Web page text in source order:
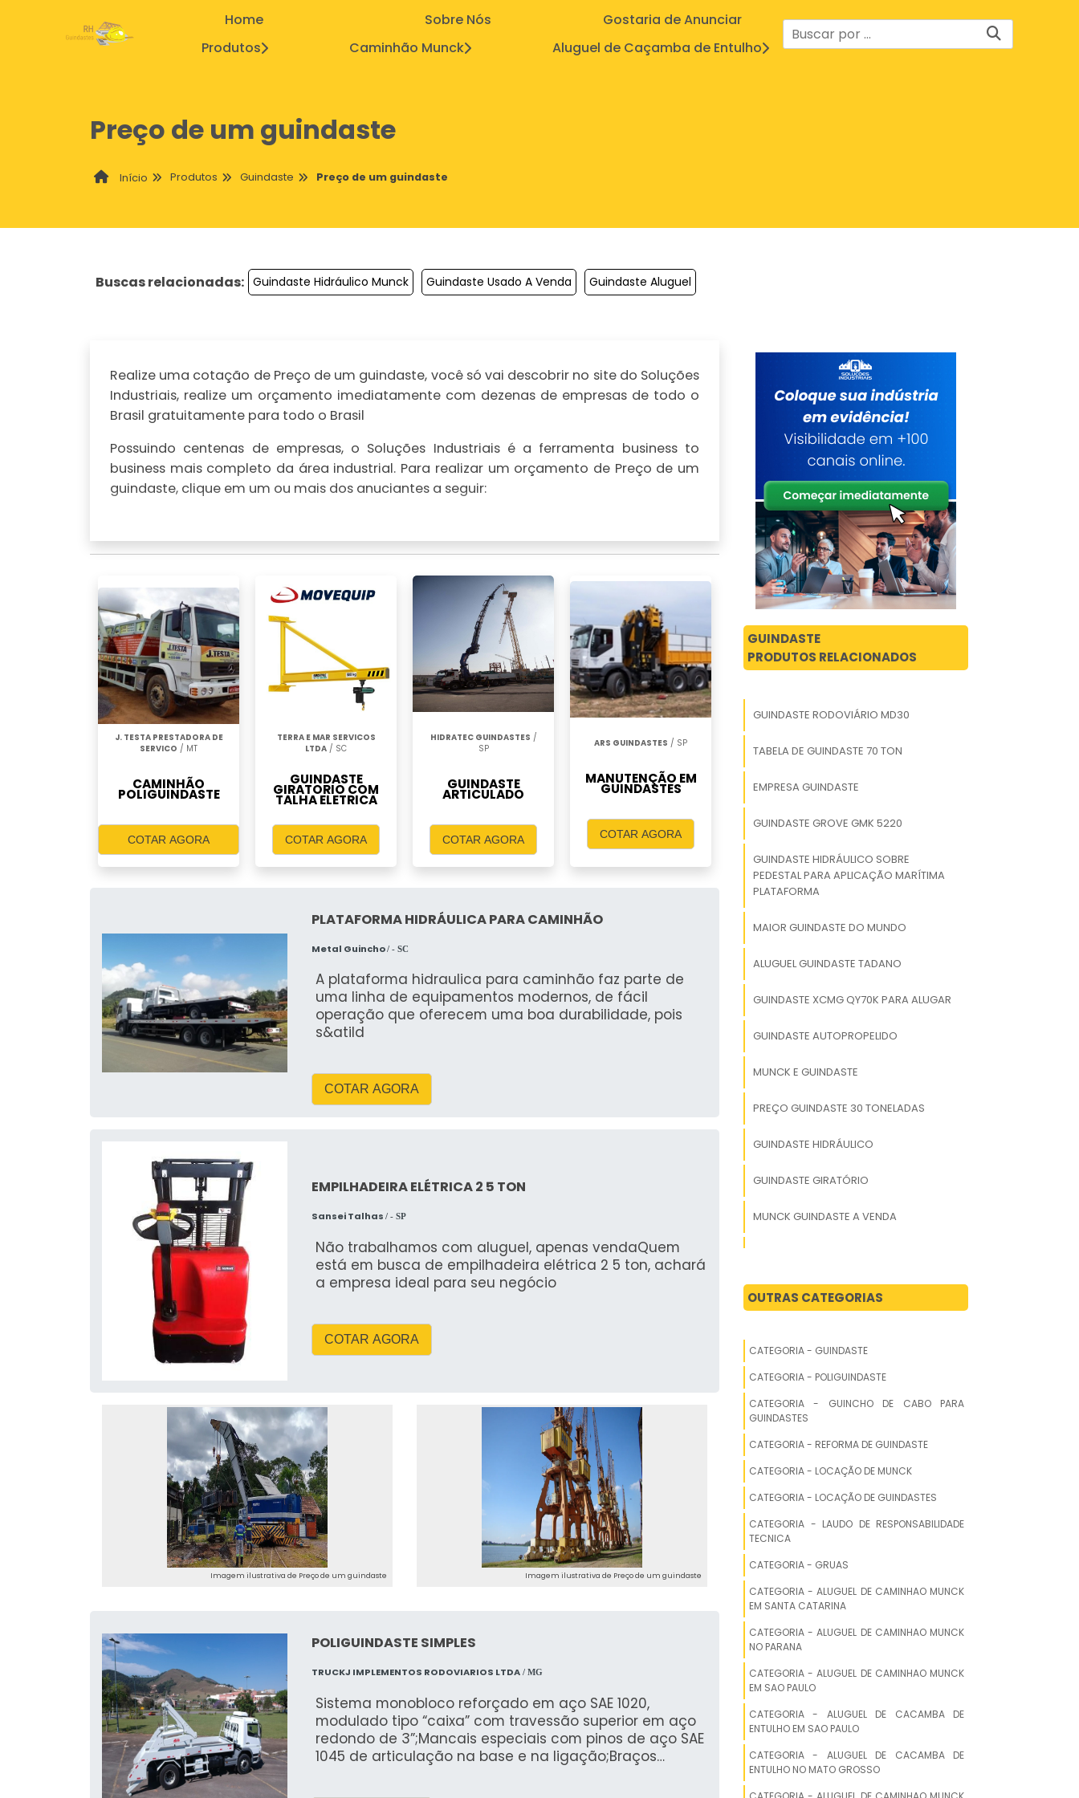
Home Sobre Nós
Gostaria de Anunciar
Produtos
Caminhão Munck Aluguel de Caçamba de Entulho
Preço de um guindaste
Início Produtos Guindaste Preço de um guindaste
Buscas relacionadas: Guindaste Hidráulico Munck Guindaste Usado A Venda Guindaste Aluguel
Realize uma cotação de Preço de um guindaste, você só vai descobrir no site do Soluções
Industriais, realize um orçamento imediatamente com dezenas de empresas de todo o
Brasil gratuitamente para todo o Brasil
Possuindo centenas de empresas, o Soluções Industriais é a ferramenta business to
business mais completo da área industrial. Para realizar um orçamento de Preço de um
guindaste, clique em um ou mais dos anuciantes a seguir:
J. TESTA PRESTADORA DE
SERVICO / MT
CAMINHÃO
POLIGUINDASTE
COTAR AGORA
TERRA E MAR SERVICOS
LTDA / SC
GUINDASTE
GIRATORIO COM
TALHA ELETRICA
COTAR AGORA
HIDRATEC GUINDASTES /
SP
GUINDASTE
ARTICULADO
COTAR AGORA
ARS GUINDASTES / SP
MANUTENÇÃO EM
GUINDASTES
COTAR AGORA
PLATAFORMA HIDRÁULICA PARA CAMINHÃO
Metal Guincho/ - SC
A plataforma hidraulica para caminhão faz parte de
uma linha de equipamentos modernos, de fácil
operação que oferecem uma boa durabilidade, pois
s&atild
COTAR AGORA
EMPILHADEIRA ELÉTRICA 2 5 TON
Sansei Talhas/ - SP
Não trabalhamos com aluguel, apenas vendaQuem
está em busca de empilhadeira elétrica 2 5 ton, achará
a empresa ideal para seu negócio
COTAR AGORA
Imagem ilustrativa de Preço de um guindaste Imagem ilustrativa de Preço de um guindaste
POLIGUINDASTE SIMPLES
TRUCKJ IMPLEMENTOS RODOVIARIOS LTDA / MG
Sistema monobloco reforçado em aço SAE 1020,
modulado tipo “caixa” com travessão superior em aço
redondo de 3”;Mancais especiais com pinos de aço SAE
1045 de articulação na base e na ligação;Braços
GUINDASTE
PRODUTOS RELACIONADOS
GUINDASTE RODOVIÁRIO MD30
TABELA DE GUINDASTE 70 TON
EMPRESA GUINDASTE
GUINDASTE GROVE GMK 5220
GUINDASTE HIDRÁULICO SOBRE
PEDESTAL PARA APLICAÇÃO MARÍTIMA
PLATAFORMA
MAIOR GUINDASTE DO MUNDO
ALUGUEL GUINDASTE TADANO
GUINDASTE XCMG QY70K PARA ALUGAR
GUINDASTE AUTOPROPELIDO
MUNCK E GUINDASTE
PREÇO GUINDASTE 30 TONELADAS
GUINDASTE HIDRÁULICO
GUINDASTE GIRATÓRIO
MUNCK GUINDASTE A VENDA
GUINDASTE FLORESTAL
GUINDASTE TATUAPE
GUINDASTE DE ESTEIRA
MUNCK GUINDASTE
GUINDASTE RODOVIÁRIO GROVE 100
TONS
GUINDASTES VEICULARES MKS BABY
1000 MARKSELL
TABELA DE GUINDASTE 100 TON
CAMINHÃO GUINDASTE VENDA
GUINDASTE 30 TONELADAS
GUINDASTE MUNCK USADO A VENDA
GUINDASTE 100 TONELADAS
OUTRAS CATEGORIAS
CATEGORIA - GUINDASTE
CATEGORIA - POLIGUINDASTE
CATEGORIA - GUINCHO DE CABO PARA
GUINDASTES
CATEGORIA - REFORMA DE GUINDASTE
CATEGORIA - LOCAÇÃO DE MUNCK
CATEGORIA - LOCAÇÃO DE GUINDASTES
CATEGORIA - LAUDO DE RESPONSABILIDADE
TECNICA
CATEGORIA - GRUAS
CATEGORIA - ALUGUEL DE CAMINHAO MUNCK
EM SANTA CATARINA
CATEGORIA - ALUGUEL DE CAMINHAO MUNCK
NO PARANA
CATEGORIA - ALUGUEL DE CAMINHAO MUNCK
EM SAO PAULO
CATEGORIA - ALUGUEL DE CACAMBA DE
ENTULHO EM SAO PAULO
CATEGORIA - ALUGUEL DE CACAMBA DE
ENTULHO NO MATO GROSSO